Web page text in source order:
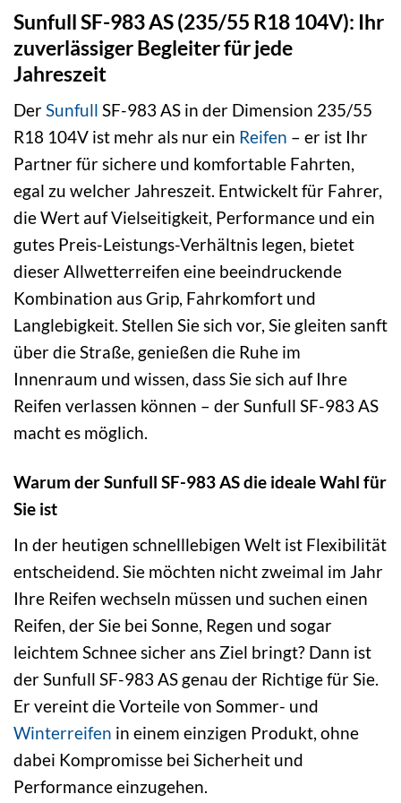
Sunfull SF-983 AS (235/55 R18 104V): Ihr
zuverlässiger Begleiter für jede
Jahreszeit
DerSunfull SF-983 AS in der Dimension 235/55
R18 104V ist mehr als nur ein Reifen – er ist Ihr
Partner für sichere und komfortable Fahrten,
egal zu welcher Jahreszeit. Entwickelt für Fahrer,
die Wert auf Vielseitigkeit, Performance und ein
gutes Preis-Leistungs-Verhältnis legen, bietet
dieser Allwetterreifen eine beeindruckende
Kombination aus Grip, Fahrkomfort und
Langlebigkeit. Stellen Sie sich vor, Sie gleiten sanft
über die Straße, genießen die Ruhe im
Innenraum und wissen, dass Sie sich auf Ihre
Reifen verlassen können – der Sunfull SF-983 AS
macht es möglich.
Warum der Sunfull SF-983 AS die ideale Wahl für
Sie ist
In der heutigen schnelllebigen Welt ist Flexibilität
entscheidend. Sie möchten nicht zweimal im Jahr
Ihre Reifen wechseln müssen und suchen einen
Reifen, der Sie bei Sonne, Regen und sogar
leichtem Schnee sicher ans Ziel bringt? Dann ist
der Sunfull SF-983 AS genau der Richtige für Sie.
Er vereint die Vorteile von Sommer- und
Winterreifen in einem einzigen Produkt, ohne
dabei Kompromisse bei Sicherheit und
Performance einzugehen.